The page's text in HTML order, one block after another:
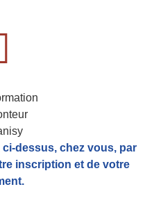
dessus, chez vous, par
inscription et de votre